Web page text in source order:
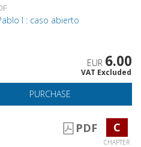
I : caso abierto
EUR 6.00
VAT Excluded
PURCHASE
PDF C
CHAPTER